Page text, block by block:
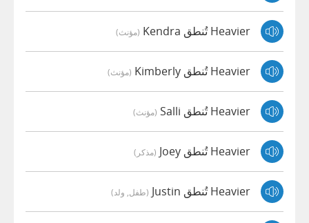
Heavier تُنطق Kendra (مؤنث)
Heavier تُنطق Kimberly (مؤنث)
Heavier تُنطق Salli (مؤنث)
Heavier تُنطق Joey (مذكر)
Heavier تُنطق Justin (طفل, ولد)